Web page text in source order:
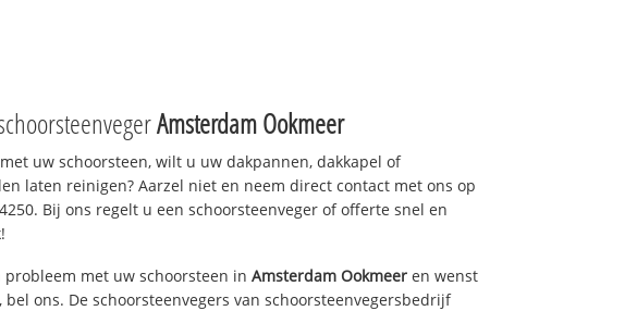
Amsterdam Ookmeer
uw schoorsteen, wilt u uw dakpannen, dakkapel of
laten reinigen? Aarzel niet en neem direct contact met ons op
Bij ons regelt u een schoorsteenveger of offerte snel en
probleem met uw schoorsteen in Amsterdam Ookmeer en wenst
bel ons. De schoorsteenvegers van schoorsteenvegersbedrijf